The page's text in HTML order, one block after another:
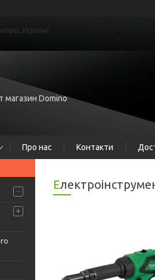
Україна
магазин Domino
Про нас Контакти